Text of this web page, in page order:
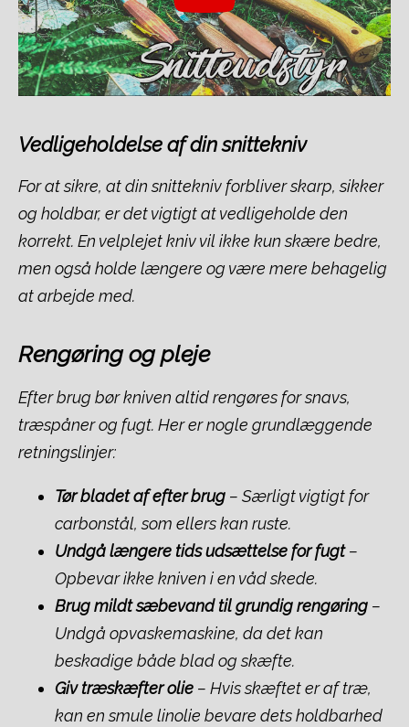
Vedligeholdelse af din snittekniv
For at sikre, at din snittekniv forbliver skarp, sikker
og holdbar, er det vigtigt at vedligeholde den
korrekt. En velplejet kniv vil ikke kun skære bedre,
men også holde længere og være mere behagelig
at arbejde med.
Rengøring og pleje
Efter brug bør kniven altid rengøres for snavs,
træspåner og fugt. Her er nogle grundlæggende
retningslinjer:
Tør bladet af efter brug – Særligt vigtigt for
carbonstål, som ellers kan ruste.
Undgå længere tids udsættelse for fugt–
Opbevar ikke kniven i en våd skede.
Brug mildt sæbevand til grundig rengøring –
Undgå opvaskemaskine, da det kan
beskadige både blad og skæfte.
Giv træskæfter olie – Hvis skæftet er af træ,
kan en smule linolie bevare dets holdbarhed